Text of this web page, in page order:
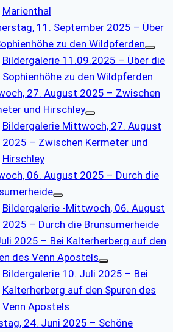
Marienthal
11. September 2025 – Über
zu den Wildpferden
Bildergalerie 11.09.2025 – Über die
Sophienhöhe zu den Wildpferden
27. August 2025 – Zwischen
und Hirschley
Bildergalerie Mittwoch, 27. August
2025 – Zwischen Kermeter und
Hirschley
06. August 2025 – Durch die
Bildergalerie -Mittwoch, 06. August
2025 – Durch die Brunsumerheide
2025 – Bei Kalterherberg auf den
des Venn Apostels
Bildergalerie 10. Juli 2025 – Bei
Kalterherberg auf den Spuren des
Venn Apostels
24. Juni 2025 – Schöne